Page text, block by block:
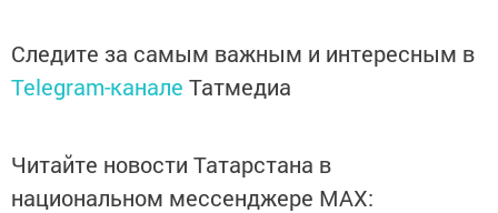
Следите за самым важным и интересным в
Telegram-канале Татмедиа
Читайте новости Татарстана в
национальном мессенджере MАХ: